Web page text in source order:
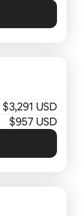
$3,291 USD
$957 USD